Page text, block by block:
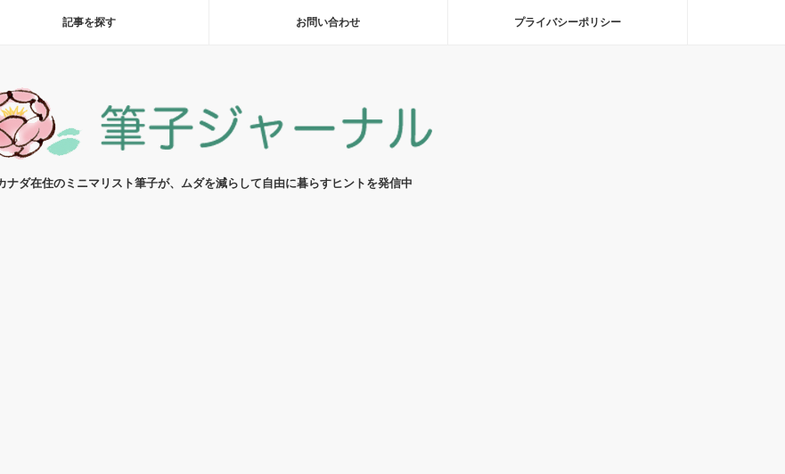
記事を探す お問い合わせ プライバシーポリシー
ナダ在住のミニマリスト筆子が、ムダを減らして自由に暮らすヒントを発信中